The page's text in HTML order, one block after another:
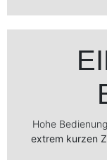
Hohe
extrem kurzen